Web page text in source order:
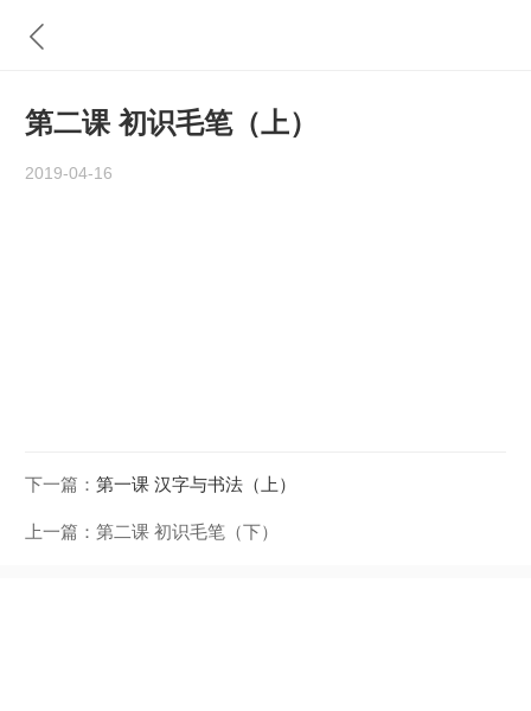
第二课 初识毛笔（上）
2019-04-16
下一篇： 第一课 汉字与书法（上）
上一篇： 第二课 初识毛笔（下）